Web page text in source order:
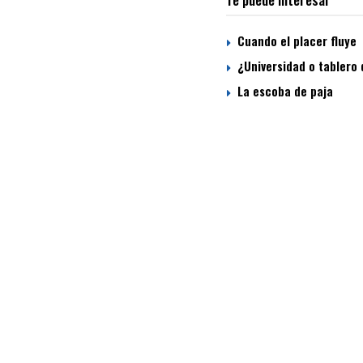
Cuando el placer fluye
¿Universidad o
La escoba de paja